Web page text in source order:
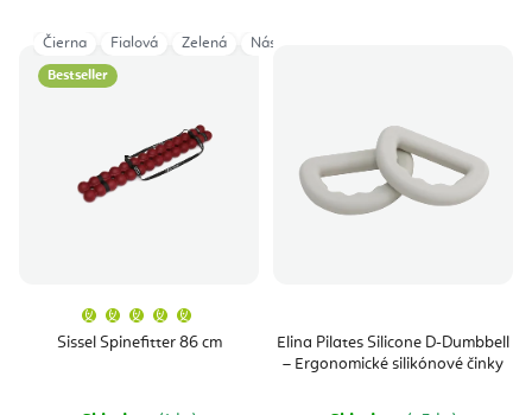
Bestseller
Sissel Spinefitter 86 cmproduktu
je
Čierna Fialová Zelená Nástavec Trigger Tool
Elina Pilates Silicone D-Dumbbell
– Ergonomické silikónové činky